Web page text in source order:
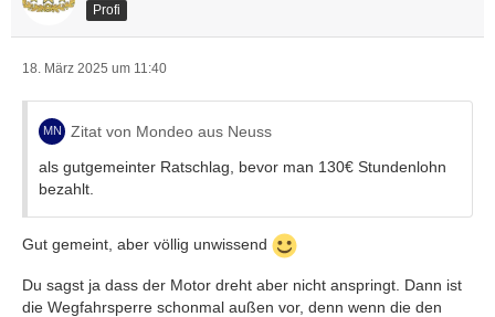
Profi
18. März 2025 um 11:40
Zitat von Mondeo aus Neuss
als gutgemeinter Ratschlag, bevor man 130€ Stundenlohn
bezahlt.
Gut gemeint, aber völlig unwissend
Du sagst ja dass der Motor dreht aber nicht anspringt. Dann ist
die Wegfahrsperre schonmal außen vor, denn wenn die den